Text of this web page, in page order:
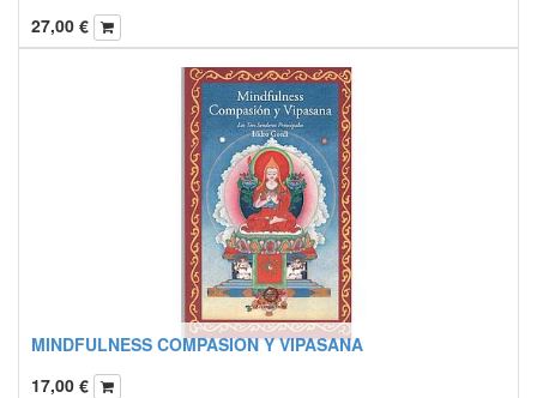
27,00 €
MINDFULNESS COMPASION Y VIPASANA
17,00 €